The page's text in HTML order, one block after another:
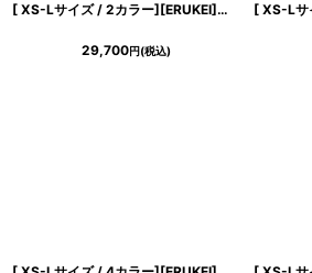
[ XS-Lサイズ / 2カラー][ERUKEI]アメリカンスリーブ・シフォン・花柄・プリント・スリット・セクシー・Aライン・ロングドレス[送料無料]
29,700円(税込)